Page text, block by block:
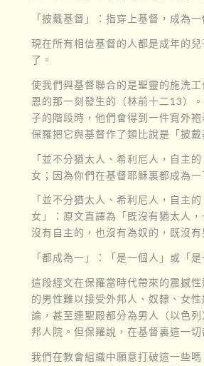
「披戴基督」：指穿上基督，成為
現在所有相信基督的人都是成年的
了。
使我們與基督聯合的是聖靈的施洗
恩的那一刻發生的（林前十二13）
子的階段時，他們會得到一件寬外袍
保羅把它與基督作了類比說是「披戴
「並不分猶太人、希利尼人，自主
女；因為你們在基督耶穌裏都成為一
「並不分猶太人、希利尼人，自主
女」：原文直譯為「既沒有猶太人
沒有自主的，也沒有為奴的，既沒有
「都成為一」：「是一個人」或「是
這段經文在保羅當時代帶來的震撼
的男性難以接受外邦人、奴隸、女
論，甚至連聖殿都分為男人（以色
邦人院。但保羅說，在基督裏這一切
我們在教會組織中願意打破這一些